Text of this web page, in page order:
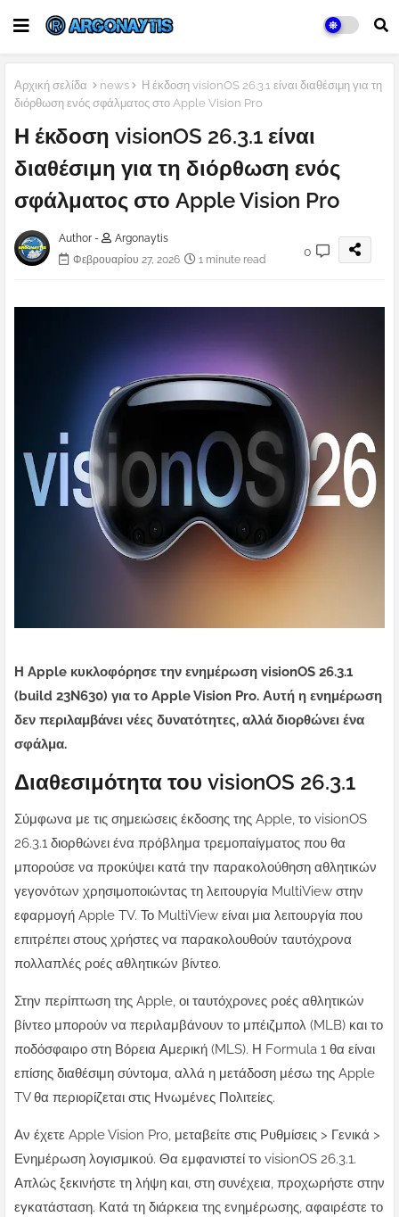
Αρχική σελίδα news
Η έκδοση visionOS 26.3.1 είναι διαθέσιμη για τη
διόρθωση ενός σφάλματος στο Apple Vision Pro
Η έκδοση visionOS 26.3.1 είναι
διαθέσιμη για τη διόρθωση ενός
σφάλματος στο Apple Vision Pro
Author -
Argonaytis
Φεβρουαρίου 27, 2026
1 minute read
0
Η Apple κυκλοφόρησε την ενημέρωση visionOS 26.3.1
(build 23N630) για το Apple Vision Pro. Αυτή η ενημέρωση
δεν περιλαμβάνει νέες δυνατότητες, αλλά διορθώνει ένα
σφάλμα.
Διαθεσιμότητα του visionOS 26.3.1
Σύμφωνα με τις σημειώσεις έκδοσης της Apple, το visionOS
26.3.1 διορθώνει ένα πρόβλημα τρεμοπαίγματος που θα
μπορούσε να προκύψει κατά την παρακολούθηση αθλητικών
γεγονότων χρησιμοποιώντας τη λειτουργία MultiView στην
εφαρμογή Apple TV. Το MultiView είναι μια λειτουργία που
επιτρέπει στους χρήστες να παρακολουθούν ταυτόχρονα
πολλαπλές ροές αθλητικών βίντεο.
Στην περίπτωση της Apple, οι ταυτόχρονες ροές αθλητικών
βίντεο μπορούν να περιλαμβάνουν το μπέιζμπολ (MLB) και το
ποδόσφαιρο στη Βόρεια Αμερική (MLS). Η Formula 1 θα είναι
επίσης διαθέσιμη σύντομα, αλλά η μετάδοση μέσω της Apple
TV θα περιορίζεται στις Ηνωμένες Πολιτείες.
Αν έχετε Apple Vision Pro, μεταβείτε στις Ρυθμίσεις > Γενικά >
Ενημέρωση λογισμικού. Θα εμφανιστεί το visionOS 26.3.1.
Απλώς ξεκινήστε τη λήψη και, στη συνέχεια, προχωρήστε στην
εγκατάσταση. Κατά τη διάρκεια της ενημέρωσης, αφαιρέστε το